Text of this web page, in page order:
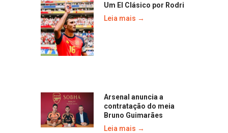
Um El Clásico por Rodri
Leia mais →
Arsenal anuncia a
contratação do meia
Bruno Guimarães
Leia mais →